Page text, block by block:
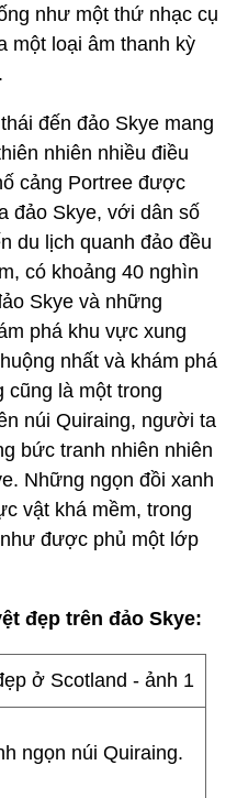
như một thứ nhạc cụ
một loại âm thanh kỳ
đến đảo Skye mang
nhiên nhiều điều
cảng Portree được
đảo Skye, với dân số
du lịch quanh đảo đều
có khoảng 40 nghìn
Skye và những
phá khu vực xung
nhất và khám phá
cũng là một trong
núi Quiraing, người ta
bức tranh nhiên nhiên
Những ngọn đồi xanh
vật khá mềm, trong
được phủ một lớp
đẹp trên đảo Skye:
ngọn núi Quiraing.